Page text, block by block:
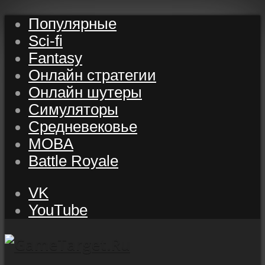
Популярные
Sci-fi
Fantasy
Онлайн стратегии
Онлайн шутеры
Симуляторы
Средневековье
MOBA
Battle Royale
VK
YouTube